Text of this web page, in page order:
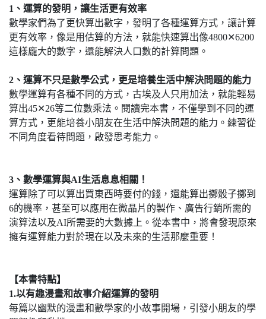
1 、運算的發明，讓生活更有效率
數學家們為了更快算出數字，發明了各種運算方式，讓計算
更有效率，像是用估算的方法，就能快速算出像4800✕6200
這樣龐大的數字，還能解決人口數的計算問題。
2 、運算不只是數學公式，更是培養生活中解決問題的能力
數學運算有各種不同的方式，古埃及人只用加法，就能輕易
算出45✕26等二位數乘法。閱讀完本書，不僅學到不同的運
算方式，更能培養小朋友在生活中解決問題的能力。練習從
不同角度看待問題，啟發思考能力。
3 、數學運算與AI生活息息相關！
運算除了可以算出買東西時要付的錢，還能算出擲骰子擲到
6的機率，甚至可以應用在微晶片的製作、廣告行銷所需的
演算法以及AI所需要的大數據上。從本書中，將會發現原來
擁有運算能力對於現在以及未來的生活那麼重要！
【本書特點】
1.以有趣漫畫和故事介紹運算的發明
每篇以幽默的漫畫和數學家的小故事開場，引發小朋友的學